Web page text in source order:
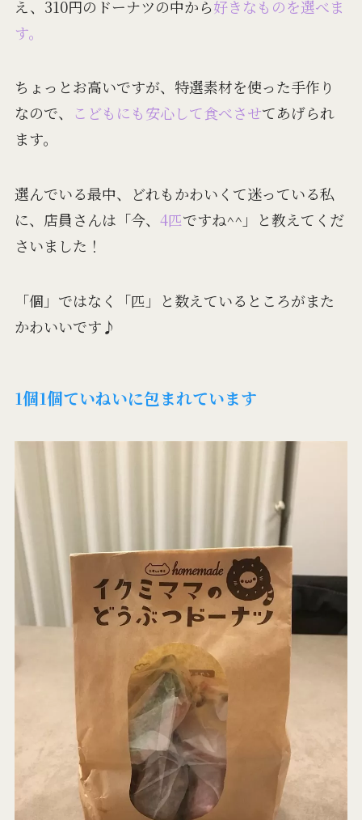
え、310円のドーナツの中から好きなものを選べま
す。
ちょっとお高いですが、特選素材を使った手作り
なので、
こどもにも安心して食べさせてあげられ
ます。
選んでいる最中、どれもかわいくて迷っている私
に、店員さんは「今、 4匹ですね^^」と教えてくだ
さいました！
「個」ではなく「匹」と数えているところがまた
かわいいです♪
1個1個ていねいに包まれています